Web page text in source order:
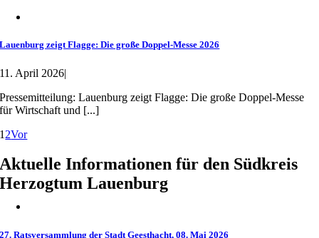
Lauenburg zeigt Flagge: Die große Doppel-Messe 2026
11. April 2026|
Pressemitteilung: Lauenburg zeigt Flagge: Die große Doppel-Messe
für Wirtschaft und [...]
1 2Vor
Aktuelle Informationen für den Südkreis
Herzogtum Lauenburg
27. Ratsversammlung der Stadt Geesthacht, 08. Mai 2026